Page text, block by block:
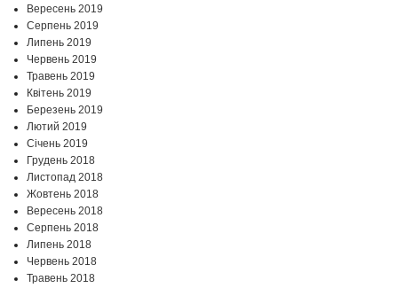
Вересень 2019
Серпень 2019
Липень 2019
Червень 2019
Травень 2019
Квітень 2019
Березень 2019
Лютий 2019
Січень 2019
Грудень 2018
Листопад 2018
Жовтень 2018
Вересень 2018
Серпень 2018
Липень 2018
Червень 2018
Травень 2018